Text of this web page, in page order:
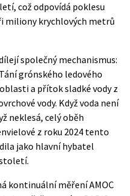
což odpovídá poklesu
miliony krychlových metrů
společný mechanismus:
grónského ledového
a přítok sladké vody z
vody. Když voda není
neklesá, celý oběh
z roku 2024 tento
jako hlavní hybatel
kontinuální měření AMOC